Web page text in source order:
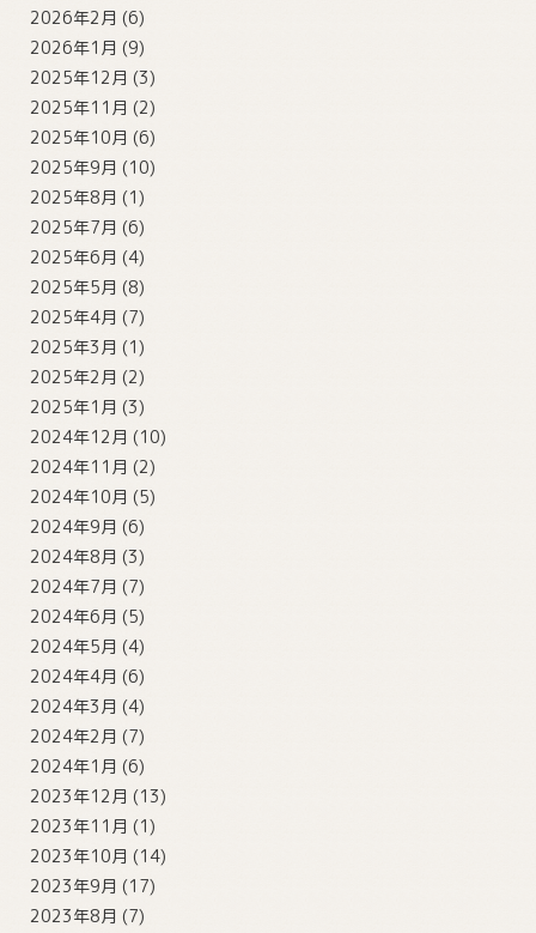
2026年2月 (6)
2026年1月 (9)
2025年12月 (3)
2025年11月 (2)
2025年10月 (6)
2025年9月 (10)
2025年8月 (1)
2025年7月 (6)
2025年6月 (4)
2025年5月 (8)
2025年4月 (7)
2025年3月 (1)
2025年2月 (2)
2025年1月 (3)
2024年12月 (10)
2024年11月 (2)
2024年10月 (5)
2024年9月 (6)
2024年8月 (3)
2024年7月 (7)
2024年6月 (5)
2024年5月 (4)
2024年4月 (6)
2024年3月 (4)
2024年2月 (7)
2024年1月 (6)
2023年12月 (13)
2023年11月 (1)
2023年10月 (14)
2023年9月 (17)
2023年8月 (7)